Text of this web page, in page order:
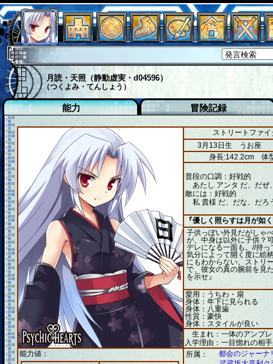
月読・天照（静動虚実・d04596）
（つくよみ・てんしょう）
能力 冒険記録
ストリートファ
3月13日生 うお座
身長:142.2cm 体
普段の口調：好戦的
あたし アンタ だ、だぜ
敵には：好戦的
私 貴様 だ、だな、だろ
『優しく照らすは月が如
子供っぽい外見だがしゃ
が、中身は以外に子供？
デレになる一面も。//持
気分によって開く度に絵
にもわからない。ストリ
で、彼女の真の腕前を見
を示せ』
愛用：うちわ・扇
身体：年下に見られる
身体：八重歯
性質：豪快
身体：スタイルが良い
生まれ：一体のアンブ
入学理由：一目惚れの相
能力値：
所属：
都会のジャー